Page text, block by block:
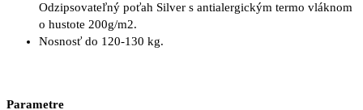
Odzipsovateľný poťah Silver s antialergickým termo vláknom
o hustote 200g/m2.
Nosnosť do 120-130 kg.
Parametre